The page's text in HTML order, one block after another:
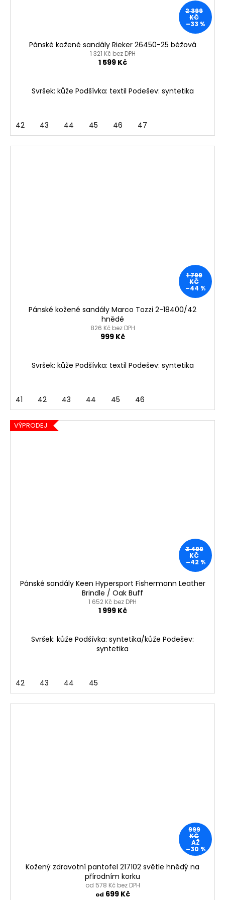
2 399
KČ
–33 %
Pánské kožené sandály Rieker 26450-25 béžová
1 321 Kč bez DPH
1 599 Kč
Svršek: kůže Podšívka: textil Podešev: syntetika
42 43 44 45 46 47
1 799
KČ
–44 %
Pánské kožené sandály Marco Tozzi 2-18400/42
hnědé
826 Kč bez DPH
999 Kč
Svršek: kůže Podšívka: textil Podešev: syntetika
41 42 43 44 45 46
VÝPRODEJ
3 499
KČ
–42 %
Pánské sandály Keen Hypersport Fishermann Leather
Brindle / Oak Buff
1 652 Kč bez DPH
1 999 Kč
Svršek: kůže Podšívka: syntetika/kůže Podešev:
syntetika
42 43 44 45
999
KČ
AŽ
–30 %
Kožený zdravotní pantofel 217102 světle hnědý na
přírodním korku
od 578 Kč bez DPH
od 699 Kč